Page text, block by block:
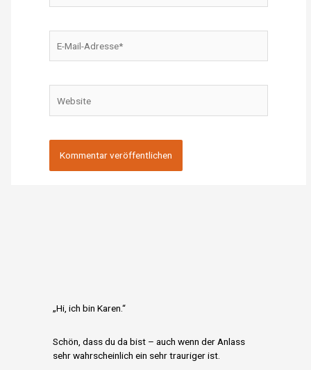
Mail-
„Hi, ich bin Karen.“
Schön, dass du da bist – auch wenn der Anlass
sehr wahrscheinlich ein sehr trauriger ist.